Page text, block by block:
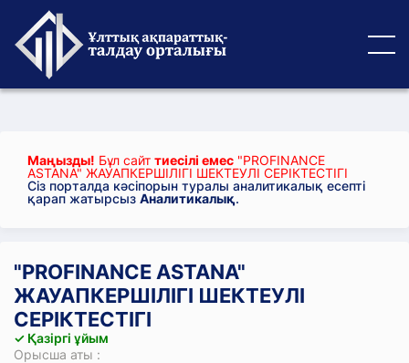
Маңызды! Бұл сайт тиесілі емес "PROFINANCE
ASTANA" ЖАУАПКЕРШІЛІГІ ШЕКТЕУЛІ СЕРІКТЕСТІГІ
Сіз порталда кәсіпорын туралы аналитикалық есепті
қарап жатырсыз Аналитикалық.
"PROFINANCE ASTANA"
ЖАУАПКЕРШІЛІГІ ШЕКТЕУЛІ
СЕРІКТЕСТІГІ
✓ Қазіргі ұйым
Орысша аты :